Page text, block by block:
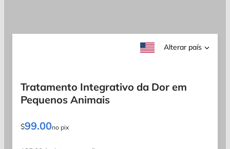
Alterar país
Tratamento Integrativo da Dor em
Pequenos Animais
$99.00no pix